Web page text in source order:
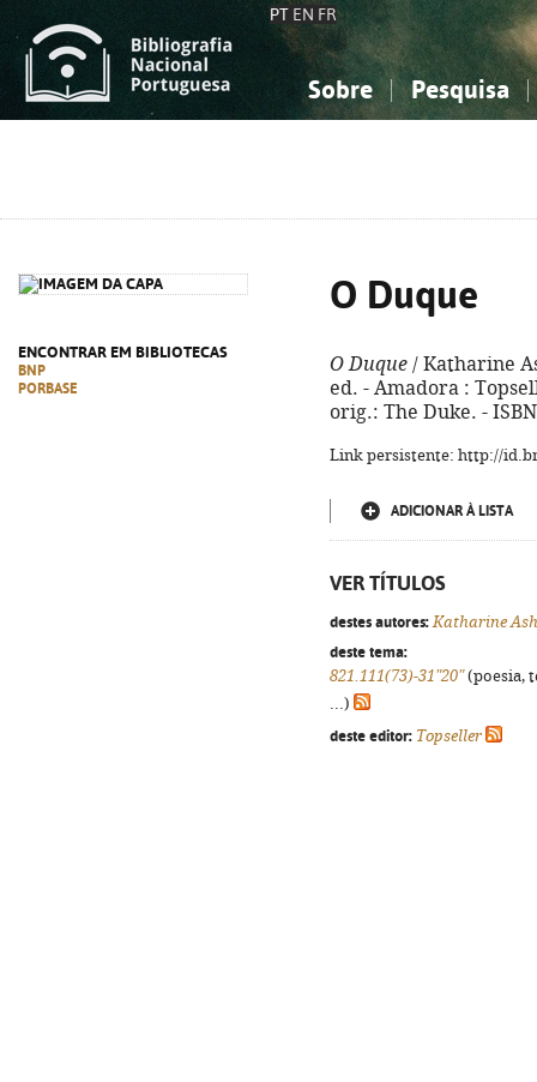
PT EN FR
Sobre Pesquisa
ENCONTRAR EM BIBLIOTECAS
BNP
PORBASE
O Duque
O Duque / Katharine
ed. - Amadora :
orig.: The Duke. -
Link persistente: http://
ADICIONAR À LISTA
VER TÍTULOS
destes autores: Katharine
deste tema:
821.111(73)-31"20"(poesia,
...)
deste editor: Topseller